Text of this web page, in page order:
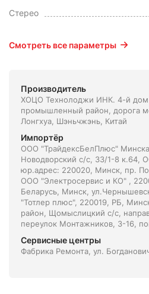
Стерео
Смотреть все параметры
Производитель
ХОЦО Технолоджи ИНК. 4-й дом
промышленный район, дорога
Лонгхуа, Шэньчжэнь, Китай
Импортёр
ООО "ТрайдексБелПлюс"
Новодворский с/с, 33/1-8 к.64,
юр.адрес: 220020, Минск, пр.
ООО "Электросервис и КО" ,
Беларусь, Минск,
"Тотлер плюс", 220019, РБ,
район, Щомыслицкий с/с,
переулок Монтажников, 3-16,
Сервисные центры
Фабрика Ремонта, ул.